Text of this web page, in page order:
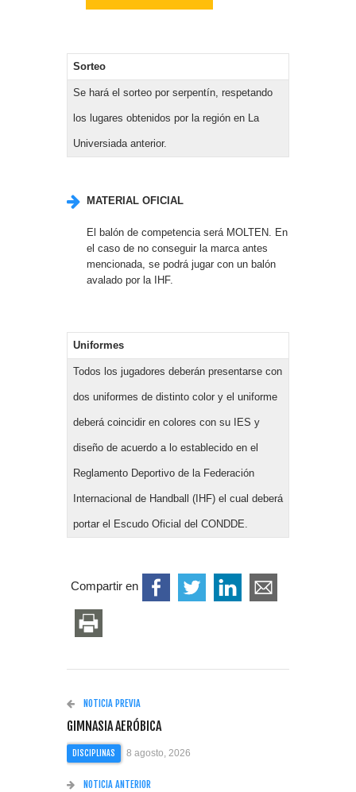
Sorteo
Se hará el sorteo por serpentín, respetando
los lugares obtenidos por la región en La
Universiada anterior.
MATERIAL OFICIAL
El balón de competencia será MOLTEN. En
el caso de no conseguir la marca antes
mencionada, se podrá jugar con un balón
avalado por la IHF.
Uniformes
Todos los jugadores deberán presentarse con
dos uniformes de distinto color y el uniforme
deberá coincidir en colores con su IES y
diseño de acuerdo a lo establecido en el
Reglamento Deportivo de la Federación
Internacional de Handball (IHF) el cual deberá
portar el Escudo Oficial del CONDDE.
Compartir en
NOTICIA PREVIA
GIMNASIA AERÓBICA
DISCIPLINAS 8 agosto, 2026
NOTICIA ANTERIOR